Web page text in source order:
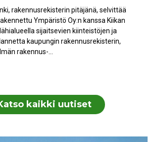
rakennusrekisterin pitäjänä, selvittää
Ympäristö Oy:n kanssa Kiikan
sijaitsevien kiinteistöjen ja
kaupungin rakennusrekisterin,
rakennus-…
kaikki uutiset